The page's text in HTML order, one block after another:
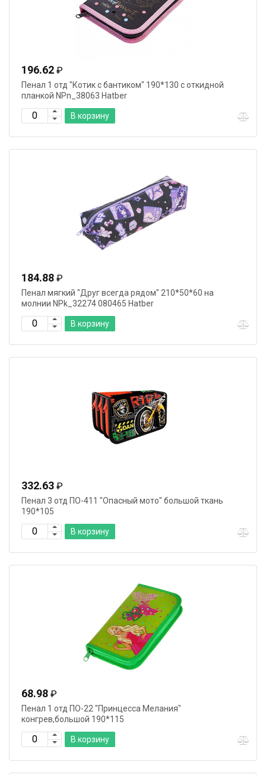
196.62 ₽
Пенал 1 отд "Котик с бантиком" 190*130 с откидной
планкой NPn_38063 Hatber
В корзину
184.88 ₽
Пенал мягкий "Друг всегда рядом" 210*50*60 на
молнии NPk_32274 080465 Hatber
В корзину
332.63 ₽
Пенал 3 отд ПО-411 "Опасный мото" большой ткань
190*105
В корзину
68.98 ₽
Пенал 1 отд ПО-22 "Принцесса Мелания"
конгрев,большой 190*115
В корзину